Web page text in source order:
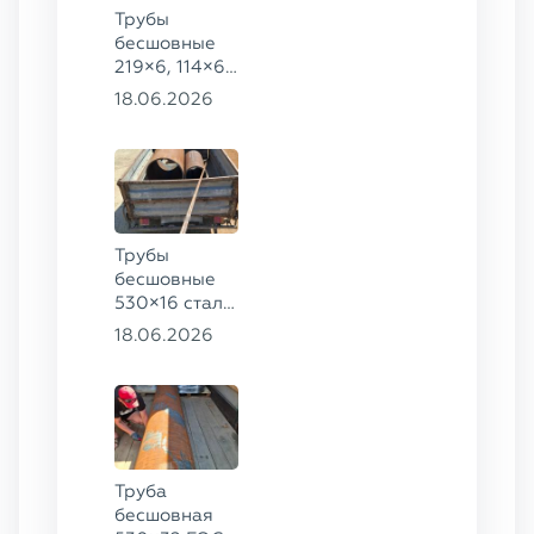
Трубы
бесшовные
219×6, 114×6,
57×6 ГОСТ
18.06.2026
Трубы
бесшовные
530×16 сталь
13ХФА,
18.06.2026
Труба
бесшовная